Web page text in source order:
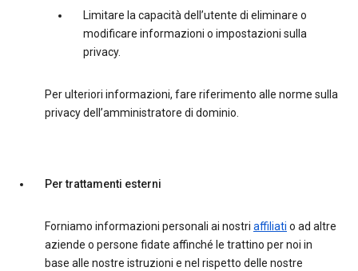
Limitare la capacità dell’utente di eliminare o
modificare informazioni o impostazioni sulla
privacy.
Per ulteriori informazioni, fare riferimento alle norme sulla
privacy dell’amministratore di dominio.
Per trattamenti esterni
Forniamo informazioni personali ai nostri affiliati o ad altre
aziende o persone fidate affinché le trattino per noi in
base alle nostre istruzioni e nel rispetto delle nostre